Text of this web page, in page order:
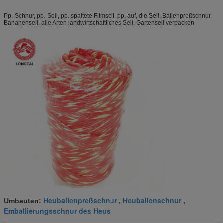
Pp.-Schnur, pp.-Seil, pp. spaltete Filmseil, pp. auf, die Seil, Ballenpreßschnur,
Bananenseil, alle Arten landwirtschaftliches Seil, Gartenseil verpacken
Umbauten: Heuballenpreßschnur , Heuballenschnur ,
Emballierungsschnur des Heus